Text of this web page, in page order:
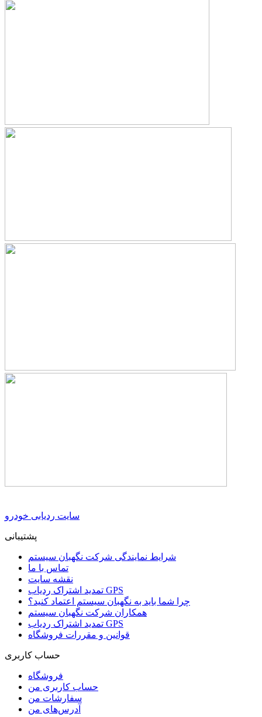
سایت ردیابی خودرو
پشتیبانی
شرایط نمایندگی شرکت نگهبان سیستم
تماس با ما
نقشه سایت
تمدید اشتراک ردیاب GPS
چرا شما باید به نگهبان سیستم اعتماد کنید؟
همکاران شرکت نگهبان سیستم
تمدید اشتراک ردیاب GPS
قوانین و مقررات فروشگاه
حساب کاربری
فروشگاه
حساب کاربری من
سفارشات من
آدرس‌های من